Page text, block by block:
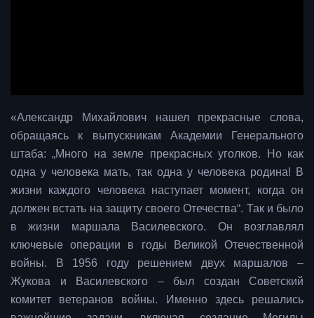
«Александр Михайлович нашел прекрасные слова,
обращаясь к выпускникам Академии Генерального
штаба: „Много на земле прекрасных уголков. Но как
одна у человека мать, так одна у человека родина! В
жизни каждого человека наступает момент, когда он
должен встать на защиту своего Отечества“. Так и было
в жизни маршала Василевского. Он возглавлял
ключевые операции в годы Великой Отечественной
войны. В 1956 году решением двух маршалов –
Жукова и Василевского – был создан Советский
комитет ветеранов войны. Именно здесь решались